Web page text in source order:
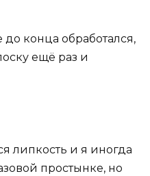
до конца обработался,
ещё раз и
липкость и я иногда
простынке, но